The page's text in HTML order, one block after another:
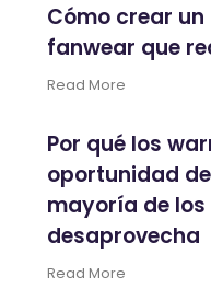
Cómo crear
fanwear que
Read More
Por qué los
oportunidad
mayoría de
desaprovecha
Read More